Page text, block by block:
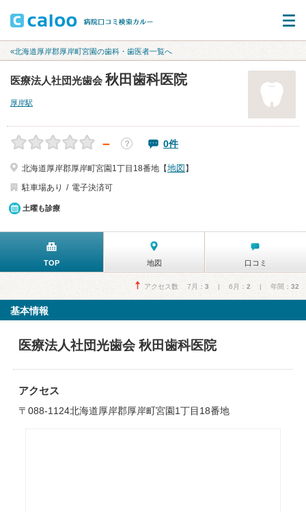
«北海道厚岸郡厚岸町宮園の歯科・歯医者一覧へ
医療法人社団光歯会 秋田歯科医院
厚岸駅
－ ？ 0件
北海道厚岸郡厚岸町宮園1丁目18番地【地図 】
駐車場あり
電子決済可
土曜も診療
TOP 地図 口コミ
アクセス数 7月： 3 | 6月： 2 | 年間： 32
基本情報
医療法人社団光歯会 秋田歯科医院
アクセス
〒088-1124北海道厚岸郡厚岸町宮園1丁目18番地